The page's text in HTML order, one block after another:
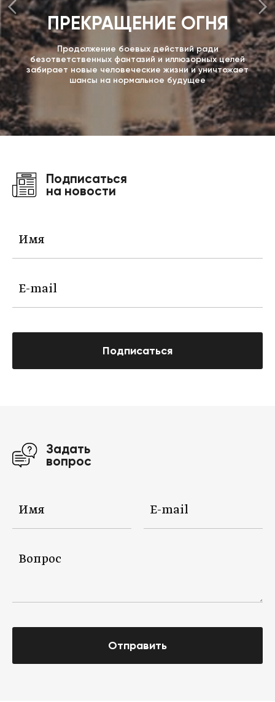
ПРЕКРАЩЕНИЕ ОГНЯ
Продолжение боевых действий ради
безответственных фантазий и иллюзорных целей
забирает новые человеческие жизни и уничтожает
шансы на нормальное будущее
Подписаться
на новости
Подписаться
Задать
вопрос
Отправить